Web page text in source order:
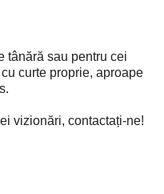
tânără sau pentru cei
curte proprie, aproape
vizionări, contactați-ne!